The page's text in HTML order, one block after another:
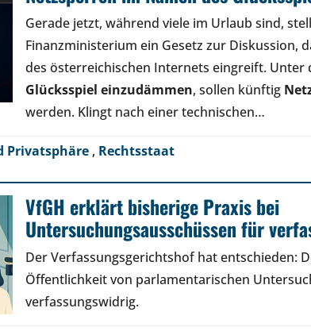
Gerade jetzt, während viele im Urlaub sind,
Finanzministerium ein Gesetz zur Diskussion,
des österreichischen Internets eingreift. Unter
Glücksspiel einzudämmen, sollen künftig
werden. Klingt nach einer technischen…
Privatsphäre , Rechtsstaat
VfGH erklärt bisherige Praxis bei
Untersuchungsausschüssen für
Der Verfassungsgerichtshof hat entschieden:
Öffentlichkeit von parlamentarischen
verfassungswidrig.